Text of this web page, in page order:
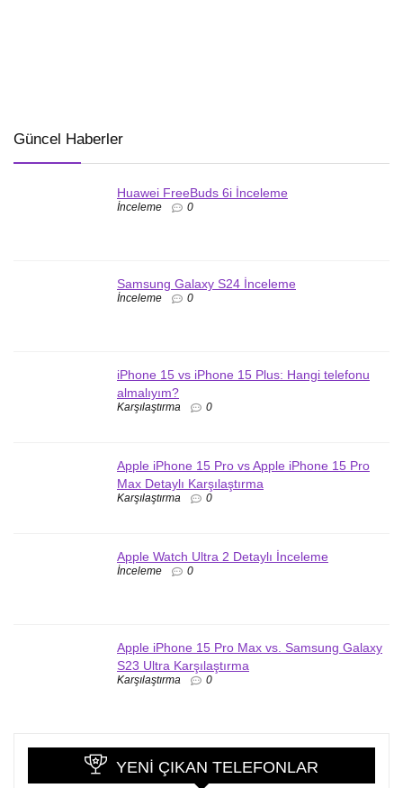
Güncel Haberler
Huawei FreeBuds 6i İnceleme
İnceleme 0
Samsung Galaxy S24 İnceleme
İnceleme 0
iPhone 15 vs iPhone 15 Plus: Hangi telefonu
almalıyım?
Karşılaştırma 0
Apple iPhone 15 Pro vs Apple iPhone 15 Pro
Max Detaylı Karşılaştırma
Karşılaştırma 0
Apple Watch Ultra 2 Detaylı İnceleme
İnceleme 0
Apple iPhone 15 Pro Max vs. Samsung Galaxy
S23 Ultra Karşılaştırma
Karşılaştırma 0
YENI ÇIKAN TELEFONLAR